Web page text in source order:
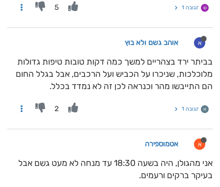
ש תגובה 1 5
א אוהב גשם ולא בוץ
בביתר ירד בצהריים למשך כמה דקות טובות טיפות גדולות
מלוכלכות, שניכרו על הכביש ועל הרכבים, אבל בגלל החום
הם התייבשו מהר וכנראה לכן זה לא נמדד בכלל.
א תגובה 1 2
א אטמוספירה
אני מהגולן, היה בשעה 18:30 עד מנחה לא מעט גשם אבל
בעיקר ברקים ורעמים.